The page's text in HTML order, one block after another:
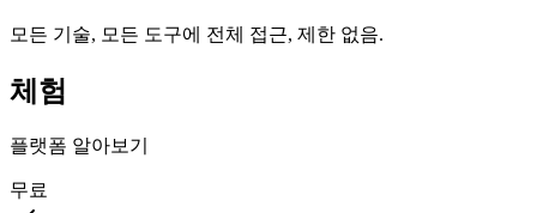
모든 기술, 모든 도구에 전체 접근, 제한 없음.
체험
플랫폼 알아보기
무료